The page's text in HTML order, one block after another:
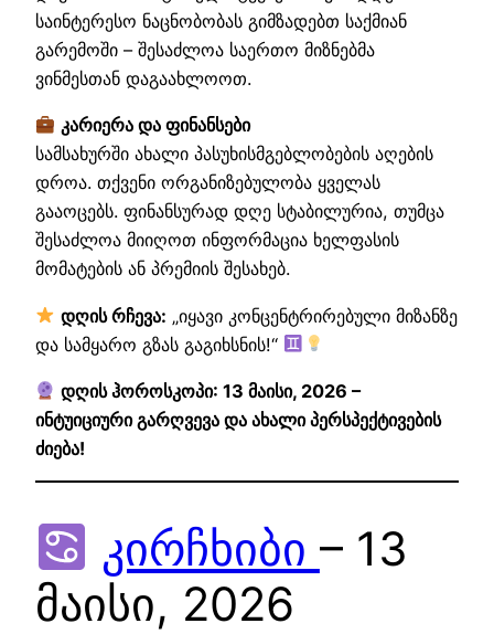
საინტერესო ნაცნობობას გიმზადებთ საქმიან
გარემოში – შესაძლოა საერთო მიზნებმა
ვინმესთან დაგაახლოოთ.
კარიერა და ფინანსები
სამსახურში ახალი პასუხისმგებლობების აღების
დროა. თქვენი ორგანიზებულობა ყველას
გააოცებს. ფინანსურად დღე სტაბილურია, თუმცა
შესაძლოა მიიღოთ ინფორმაცია ხელფასის
მომატების ან პრემიის შესახებ.
დღის რჩევა: „იყავი კონცენტრირებული მიზანზე
და სამყარო გზას გაგიხსნის!“
დღის ჰოროსკოპი: 13 მაისი, 2026 –
ინტუიციური გარღვევა და ახალი პერსპექტივების
ძიება!
კირჩხიბი – 13
მაისი, 2026